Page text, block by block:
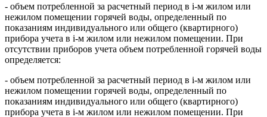
- объем потребленной за расчетный период в i-м жилом или
нежилом помещении горячей воды, определенный по
показаниям индивидуального или общего (квартирного)
прибора учета в i-м жилом или нежилом помещении. При
отсутствии приборов учета объем потребленной горячей воды
определяется:
- объем потребленной за расчетный период в i-м жилом или
нежилом помещении горячей воды, определенный по
показаниям индивидуального или общего (квартирного)
прибора учета в i-м жилом или нежилом помещении. При